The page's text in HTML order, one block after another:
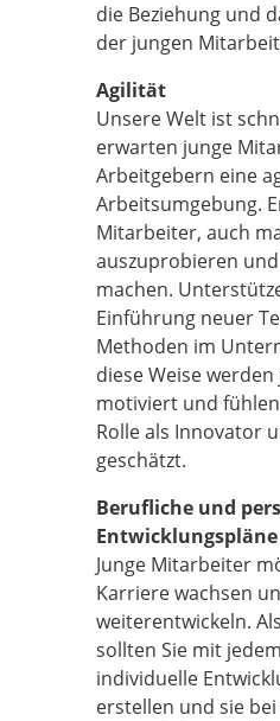
die Beziehung und
der jungen
Agilität
Unsere Welt ist
erwarten junge
Arbeitgebern eine
Arbeitsumgebung.
Mitarbeiter, auch
auszuprobieren und
machen.
Einführung neuer
Methoden im
diese Weise
motiviert und
Rolle als Innovator
geschätzt.
Berufliche und
Junge Mitarbeiter
Karriere wachsen
weiterentwickeln.
sollten Sie mit
individuelle
erstellen und sie